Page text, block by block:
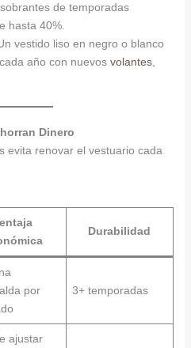
de temporadas
hasta 40%.
vestido liso en negro o blanco
año con nuevos volantes,
Dinero
evita renovar el vestuario cada
Durabilidad
por
3+ temporadas
ajustar